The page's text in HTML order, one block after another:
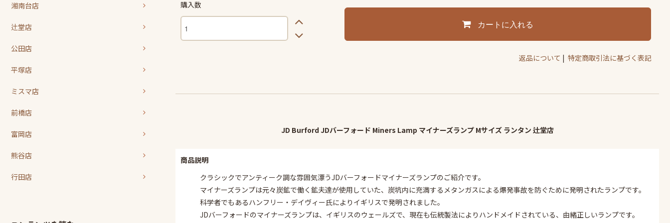
湘南台店
辻堂店
公田店
平塚店
ミスマ店
前橋店
富岡店
熊谷店
行田店
購入数
カートに入れる
返品について | 特定商取引法に基づく表記
JD Burford JDバーフォード Miners Lamp マイナーズランプ Mサイズ ランタン 辻堂店
商品説明
クラシックでアンティーク調な雰囲気漂うJDバーフォードマイナーズランプのご紹介です。
マイナーズランプは元々炭鉱で働く鉱夫達が使用していた、炭坑内に充満するメタンガスによる爆発事故を防ぐために発明されたランプです。
科学者でもあるハンフリー・デイヴィー氏によりイギリスで発明されました。
JDバーフォードのマイナーズランプは、イギリスのウェールズで、現在も伝統製法によりハンドメイドされている、由緒正しいランプです。